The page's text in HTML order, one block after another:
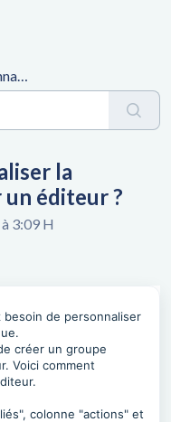
?
la
éditeur ?
3:09 H
de personnaliser
créer un groupe
Voici comment
colonne "actions" et